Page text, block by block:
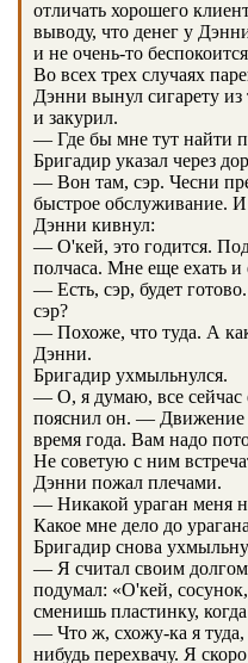
отличать хорошего
выводу, что денег у
и не очень-то
Во всех трех случаях
Дэнни вынул сигарету из
и закурил.
— Где бы мне тут найти
Бригадир указал через
— Вон там, сэр. Чесни
быстрое обслуживание. И
Дэнни кивнул:
— О'кей, это годится.
полчаса. Мне еще ехать и
— Есть, сэр, будет
сэр?
— Похоже, что туда. А
Дэнни.
Бригадир ухмыльнулся.
— О, я думаю, все
пояснил он. — Движение
время года. Вам надо
Не советую с ним
Дэнни пожал плечами.
— Никакой ураган меня
Какое мне дело до
Бригадир снова
— Я считал своим
подумал: «О'кей,
сменишь пластинку,
— Что ж, схожу-ка я
нибудь перехвачу. Я